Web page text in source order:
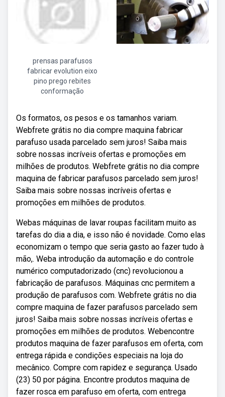
prensas parafusos
fabricar evolution eixo
pino prego rebites
conformação
Os formatos, os pesos e os tamanhos variam.
Webfrete grátis no dia compre maquina fabricar
parafuso usada parcelado sem juros! Saiba mais
sobre nossas incríveis ofertas e promoções em
milhões de produtos. Webfrete grátis no dia compre
maquina de fabricar parafusos parcelado sem juros!
Saiba mais sobre nossas incríveis ofertas e
promoções em milhões de produtos.
Webas máquinas de lavar roupas facilitam muito as
tarefas do dia a dia, e isso não é novidade. Como elas
economizam o tempo que seria gasto ao fazer tudo à
mão,. Weba introdução da automação e do controle
numérico computadorizado (cnc) revolucionou a
fabricação de parafusos. Máquinas cnc permitem a
produção de parafusos com. Webfrete grátis no dia
compre maquina de fazer parafusos parcelado sem
juros! Saiba mais sobre nossas incríveis ofertas e
promoções em milhões de produtos. Webencontre
produtos maquina de fazer parafusos em oferta, com
entrega rápida e condições especiais na loja do
mecânico. Compre com rapidez e segurança. Usado
(23) 50 por página. Encontre produtos maquina de
fazer rosca em parafuso em oferta, com entrega